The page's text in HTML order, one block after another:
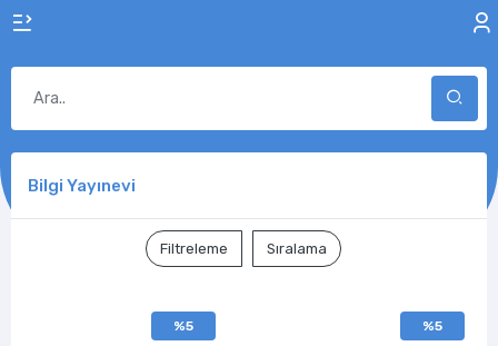
Bilgi Yayınevi
Filtreleme Sıralama
%5 %5